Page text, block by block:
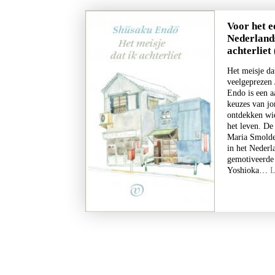
Voor het
achterliet
Het meisje
veelgeprezen
Endo is een
keuzes van
ontdekken
het leven.
Maria
in het
Yoshioka…